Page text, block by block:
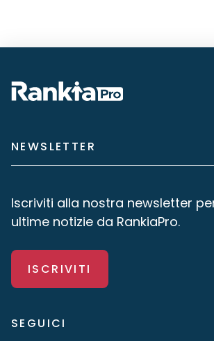
NEWSLETTER
Iscriviti alla nostra newsletter
ultime notizie da RankiaPro.
ISCRIVITI
SEGUICI